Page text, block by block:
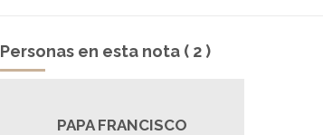
Personas en esta nota ( 2 )
PAPA FRANCISCO